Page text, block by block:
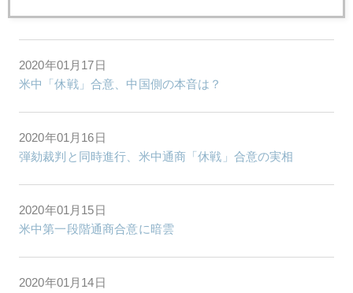
2020年01月17日
米中「休戦」合意、中国側の本音は？
2020年01月16日
弾劾裁判と同時進行、米中通商「休戦」合意の実相
2020年01月15日
米中第一段階通商合意に暗雲
2020年01月14日